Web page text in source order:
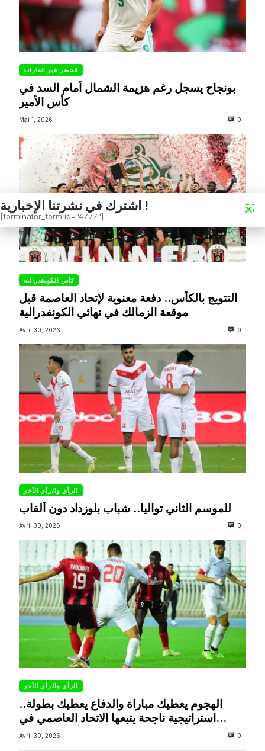
الخضر عبر القارات
بونجاح يسجل رغم هزيمة الشمال أمام السد في
كأس الأمير
Mai 1, 2026 0
كأس الكونفدرالية
التتويج بالكأس.. دفعة معنوية لإتحاد العاصمة قبل
موقعة الزمالك في نهائي الكونفدرالية
Avril 30, 2026 0
الرأي والرأي الأخر
للموسم الثاني تواليا.. شباب بلوزداد دون ألقاب
Avril 30, 2026 0
الرأي والرأي الأخر
الهجوم يعطيك مباراة والدفاع يعطيك بطولة..
استراتيجية ناجحة يتبعها الاتحاد العاصمي في
تتويجاته آخر السنوات
Avril 30, 2026 0
اشترك في نشرتنا الإخبارية !
[forminator_form id="4777"]